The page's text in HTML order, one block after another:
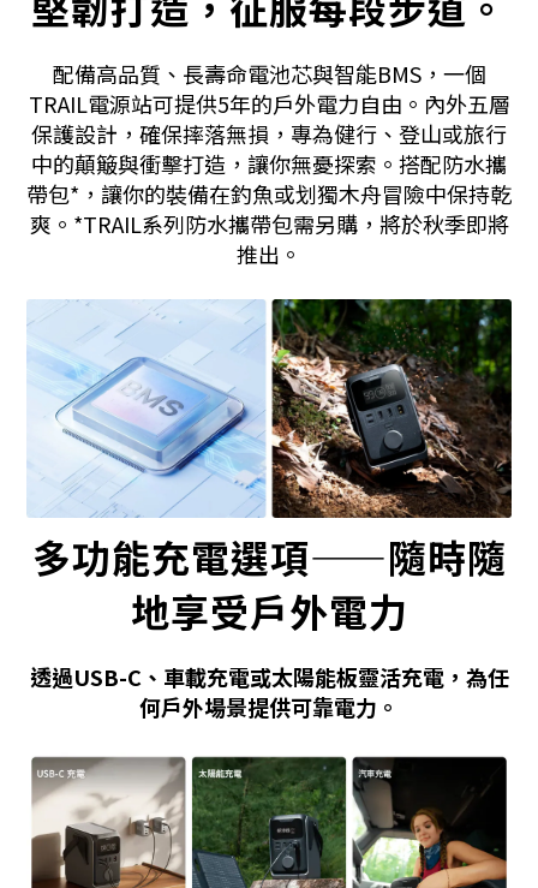
配備高品質、長壽命電池芯與智能BMS，一個
TRAIL電源站可提供5年的戶外電力自由。內外五層
保護設計，確保摔落無損，專為健行、登山或旅行
中的顛簸與衝擊打造，讓你無憂探索。搭配防水攜
帶包*，讓你的裝備在釣魚或划獨木舟冒險中保持乾
爽。*TRAIL系列防水攜帶包需另購，將於秋季即將
推出。
多功能充電選項——隨時隨
地享受戶外電力
透過USB-C、車載充電或太陽能板靈活充電，為任
何戶外場景提供可靠電力。